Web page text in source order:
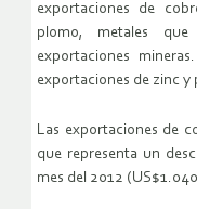
exportaciones de
plomo, metales
exportaciones
exportaciones de zinc y
Las exportaciones de
que representa un
mes del 2012